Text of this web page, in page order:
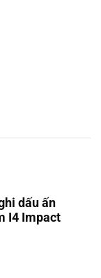
dấu ấn
I4 Impact